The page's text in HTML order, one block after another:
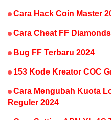
Cara Hack Coin Master
Cara Cheat FF
Bug FF Terbaru 2024
153 Kode Kreator COC
Cara Mengubah Kuota
Reguler 2024